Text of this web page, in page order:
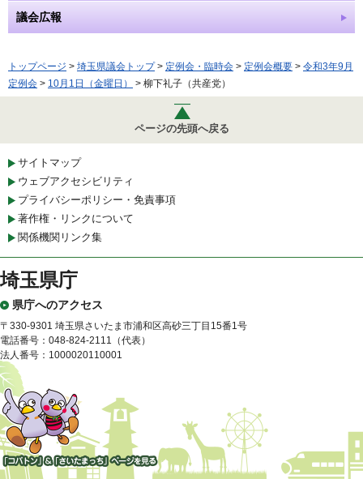
議会広報
トップページ > 埼玉県議会トップ> 定例会・臨時会 > 定例会概要 > 令和3年9月
定例会 > 10月1日（金曜日） > 柳下礼子（共産党）
ページの先頭へ戻る
サイトマップ
ウェブアクセシビリティ
プライバシーポリシー・免責事項
著作権・リンクについて
関係機関リンク集
埼玉県庁
県庁へのアクセス
〒330-9301 埼玉県さいたま市浦和区高砂三丁目15番1号
電話番号：048-824-2111（代表）
法人番号：1000020110001
「コバトン」&「さいたまっ